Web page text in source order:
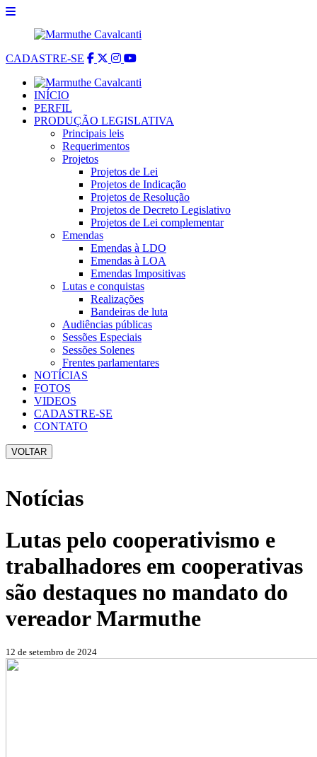
CADASTRE-SE
INÍCIO
PERFIL
PRODUÇÃO LEGISLATIVA
Principais leis
Requerimentos
Projetos
Projetos de Lei
Projetos de Indicação
Projetos de Resolução
Projetos de Decreto Legislativo
Projetos de Lei complementar
Emendas
Emendas à LDO
Emendas à LOA
Emendas Impositivas
Lutas e conquistas
Realizações
Bandeiras de luta
Audiências públicas
Sessões Especiais
Sessões Solenes
Frentes parlamentares
NOTÍCIAS
FOTOS
VIDEOS
CADASTRE-SE
CONTATO
VOLTAR
Notícias
Lutas pelo cooperativismo e
trabalhadores em cooperativas
são destaques no mandato do
vereador Marmuthe
12 de setembro de 2024